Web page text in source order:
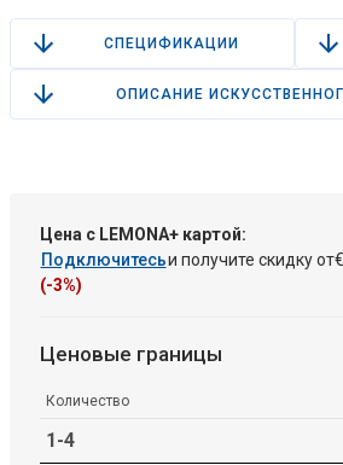
СПЕЦИФИКАЦИИ
ОПИСАНИЕ
Цена с LEMONA+ картой:
Подключитесьи получите скидку от€
(-3%)
Ценовые границы
Количество
1-4